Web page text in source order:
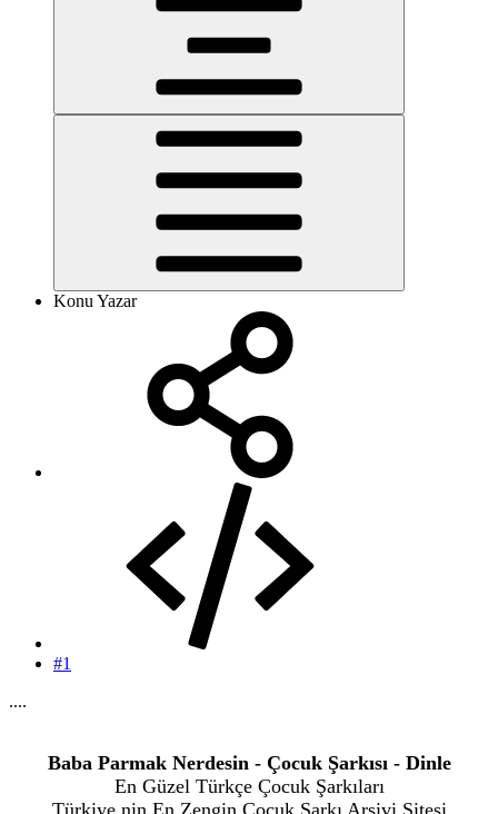
Konu Yazar
#1
....
Baba Parmak Nerdesin - Çocuk Şarkısı - Dinle
En Güzel Türkçe Çocuk Şarkıları
Türkiye nin En Zengin Çocuk Şarkı Arşivi Sitesi